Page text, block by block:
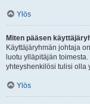
Ylös
Miten pääsen
Käyttäjäryhmän johtaja
luotu ylläpitäjän
yhteyshenkilösi tulisi olla
Ylös